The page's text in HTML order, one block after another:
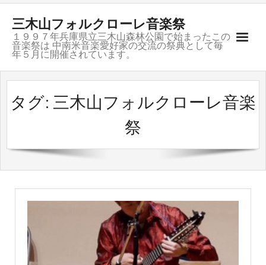
三木山フォルクローレ音楽祭
１９９７年兵庫県立三木山森林公園で始まったこの
音楽祭は 中南米音楽愛好家の交流の祭典として毎
年５月に開催されています。
ご挨拶
開催記録
会場のご案内
お問合せ
グループ紹介
リンク
タグ: 三木山フォルクローレ音楽
祭